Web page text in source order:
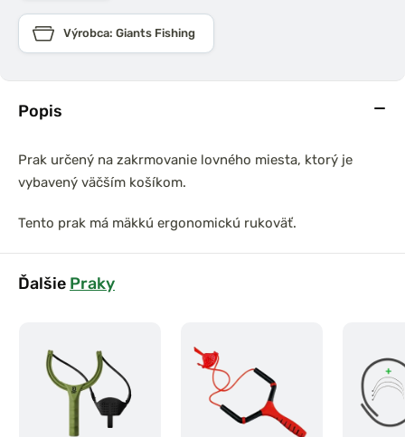
Popis
Prak určený na zakrmovanie lovného miesta, ktorý je
vybavený väčším košíkom.
Tento prak má mäkkú ergonomickú rukoväť.
Ďalšie Praky
Výrobca: Giants Fishing